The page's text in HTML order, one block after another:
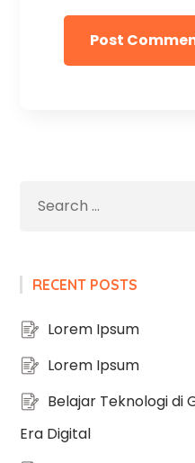
RECENT POSTS
Lorem Ipsum
Lorem Ipsum
Belajar Teknologi di
Era Digital